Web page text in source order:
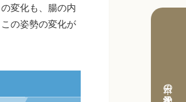
本日の予約状況
変化も、腸の内
の姿勢の変化が